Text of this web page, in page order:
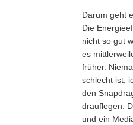
Darum geht
Die
nicht so gut
es
früher.
schlecht ist,
den
drauflegen.
und ein